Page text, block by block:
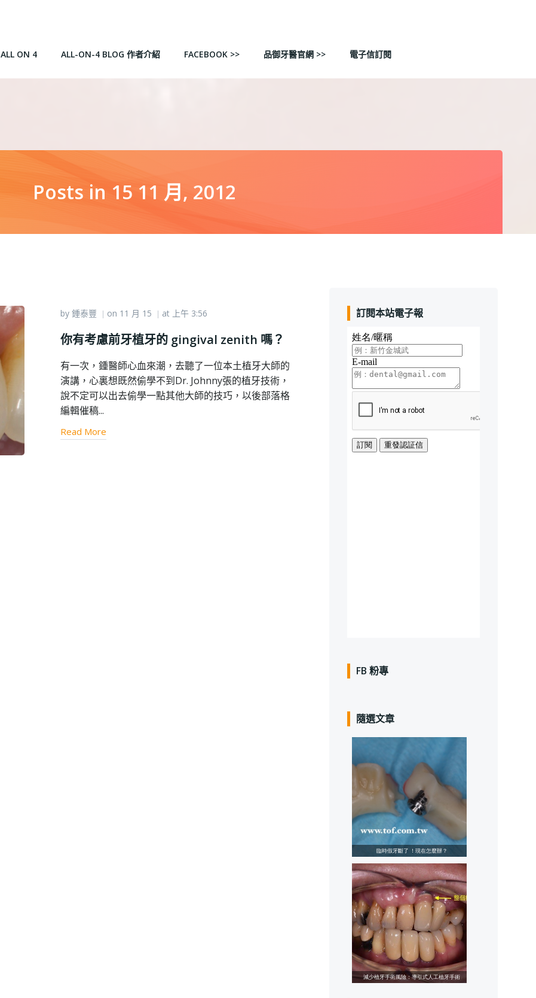
ALL ON 4 ALL-ON-4 BLOG 作者介紹 FACEBOOK >> 品御牙醫官網 >> 電子信訂閱
Posts in 15 11 月, 2012
by 鍾泰豐 | on 11 月 15 | at 上午 3:56
你有考慮前牙植牙的 gingival zenith 嗎？
有一次，鍾醫師心血來潮，去聽了一位本土植牙大師的
演講，心裏想既然偷學不到Dr. Johnny張的植牙技術，
說不定可以出去偷學一點其他大師的技巧，以後部落格
編輯催稿...
Read More
訂閱本站電子報
FB 粉專
隨選文章